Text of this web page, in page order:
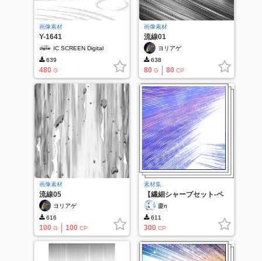
画像素材
Y-1641
IC SCREEN Digital
639
480 G
画像素材
流線01
ヨリアゲ
638
80 G 80 CP
画像素材
流線05
ヨリアゲ
616
100 G 100 CP
素材集
【繊細シャープセット-ペ
ン描きストローク集中
線-3】
慶n
611
300 CP